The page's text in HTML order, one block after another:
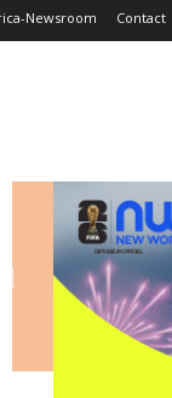
Newsroom Contact